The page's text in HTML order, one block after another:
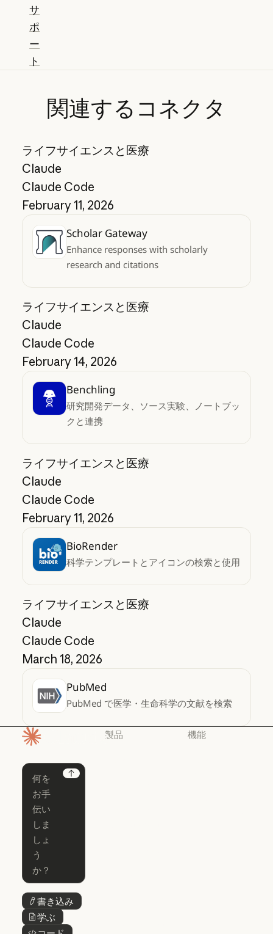
サ
ポ
ー
ト
関連するコネクタ
ライフサイエンスと医療
Claude
Claude Code
February 11, 2026
Scholar Gateway
Enhance responses with scholarly
research and citations
ライフサイエンスと医療
Claude
Claude Code
February 14, 2026
Benchling
研究開発データ、ソース実験、ノートブッ
クと連携
ライフサイエンスと医療
Claude
Claude Code
February 11, 2026
BioRender
科学テンプレートとアイコンの検索と使用
ライフサイエンスと医療
Claude
Claude Code
March 18, 2026
PubMed
PubMed で医学・生命科学の文献を検索
Next
書き込み
ボタンテキスト
学ぶ
ボタンテキスト
製品 機能